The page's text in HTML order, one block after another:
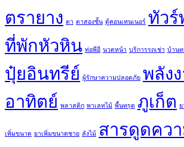
ตรายาง ตา ตาสองชั้น ตู้คอนเทนเนอร์ ทัวร์
ที่พักหัวหิน ท่อพีอี นวดหน้า บริการรถเช่า บ้านท
ปุ๋ยอินทรีย์ ผู้รักษาความปลอดภัย พลัง
อาทิตย์ พลาสติก พาเลทไม้ พื้นทรุด ภูเก็ต
เพิ่มขนาด ยาเพิ่มขนาดชาย ลังไม้ สารดูดคว